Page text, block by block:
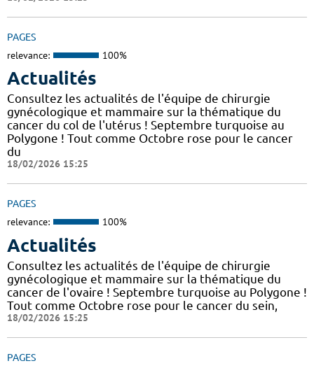
PAGES
relevance: 100%
Actualités
Consultez les actualités de l'équipe de chirurgie
gynécologique et mammaire sur la thématique du
cancer du col de l'utérus ! Septembre turquoise au
Polygone ! Tout comme Octobre rose pour le cancer
du
18/02/2026 15:25
PAGES
relevance: 100%
Actualités
Consultez les actualités de l'équipe de chirurgie
gynécologique et mammaire sur la thématique du
cancer de l'ovaire ! Septembre turquoise au Polygone !
Tout comme Octobre rose pour le cancer du sein,
18/02/2026 15:25
PAGES